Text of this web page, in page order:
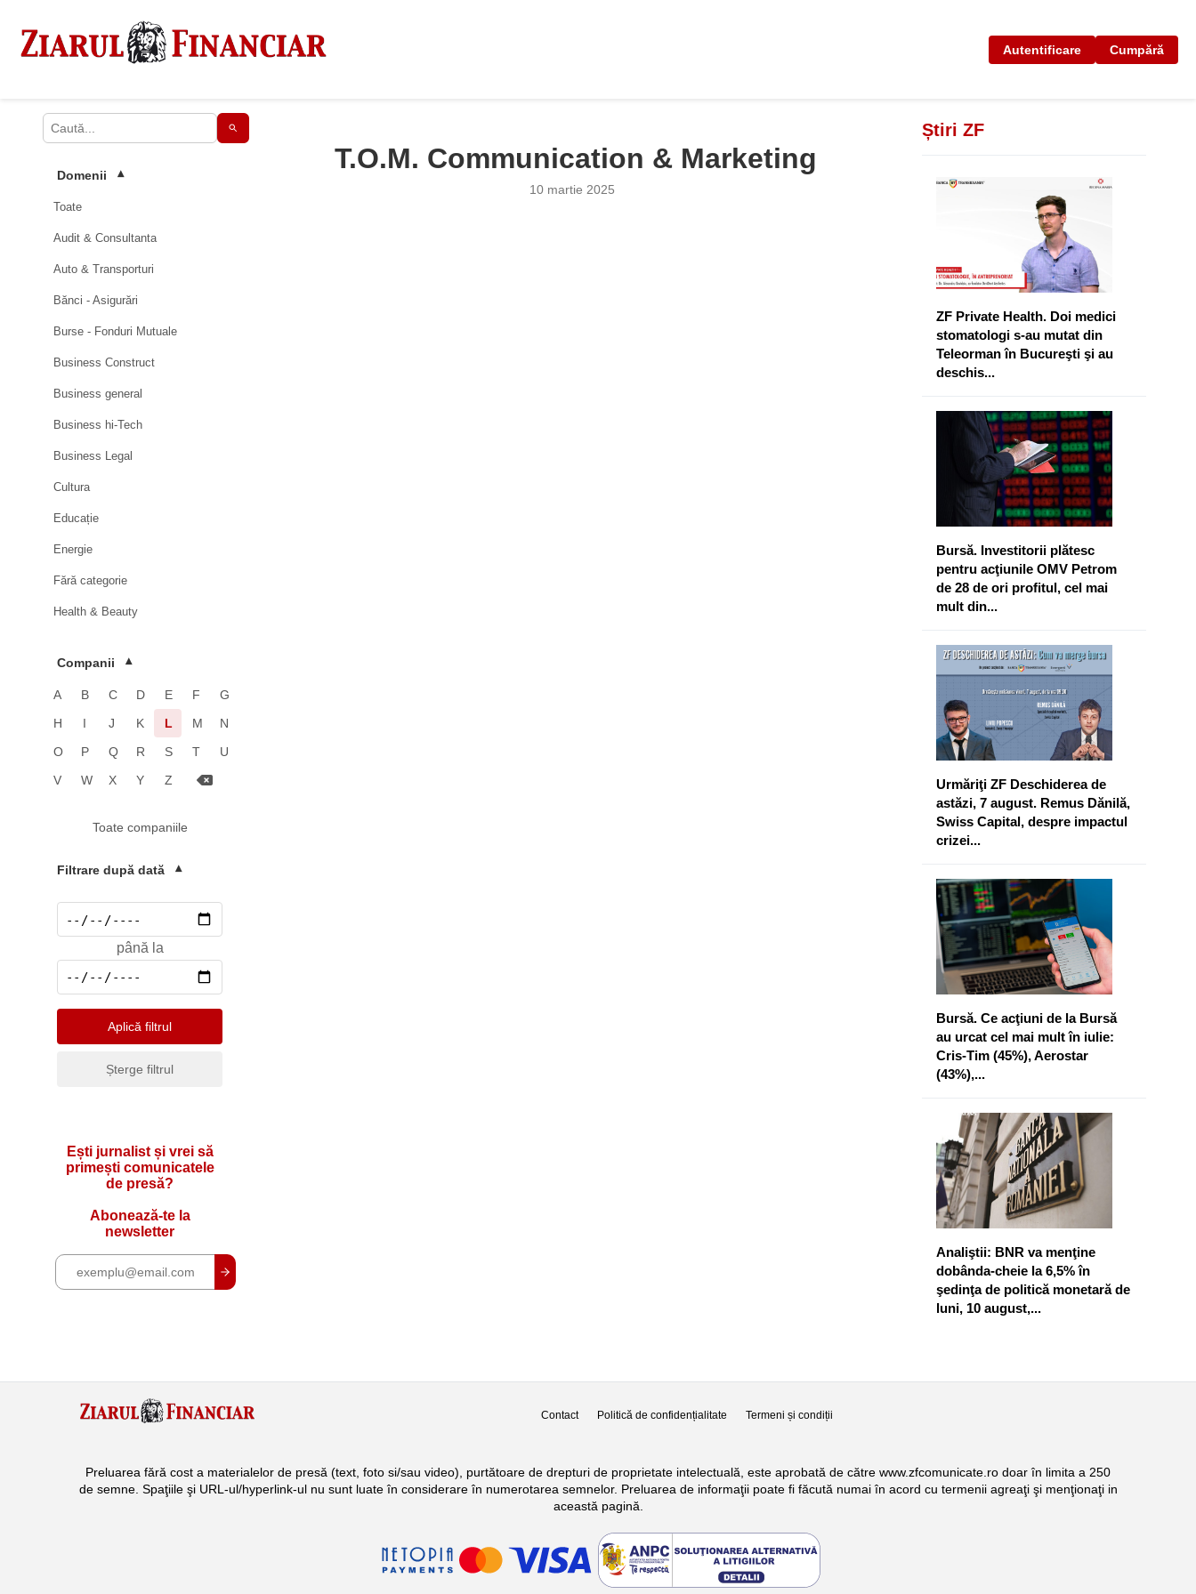
Autentificare Cumpără
Domenii ▾
Toate
Audit & Consultanta
Auto & Transporturi
Bănci - Asigurări
Burse - Fonduri Mutuale
Business Construct
Business general
Business hi-Tech
Business Legal
Cultura
Educație
Energie
Fără categorie
Health & Beauty
Imobiliare
Pharma & Sănătate
Social
Telecomunicatii
Companii ▾
A B C D E F
G
H
I J K L M
N
O
P Q R S T
U
V
W X Y Z
Toate companiile
Filtrare după dată ▾
până la
Aplică filtrul
Șterge filtrul
Ești jurnalist și vrei să
primești comunicatele
de presă?
Abonează-te la
newsletter
T.O.M. Communication & Marketing
10 martie 2025
Știri ZF
ZF Private Health. Doi medici
stomatologi s-au mutat din
Teleorman în Bucureşti şi au
deschis...
Bursă. Investitorii plătesc
pentru acţiunile OMV Petrom
de 28 de ori profitul, cel mai
mult din...
Urmăriţi ZF Deschiderea de
astăzi, 7 august. Remus Dănilă,
Swiss Capital, despre impactul
crizei...
Bursă. Ce acţiuni de la Bursă
au urcat cel mai mult în iulie:
Cris-Tim (45%), Aerostar
(43%),...
Analiştii: BNR va menţine
dobânda-cheie la 6,5% în
şedinţa de politică monetară de
luni, 10 august,...
Contact Politică de confidențialitate Termeni și condiții
Preluarea fără cost a materialelor de presă (text, foto si/sau video), purtătoare de drepturi de proprietate intelectuală, este aprobată de către www.zfcomunicate.ro doar în limita a 250
de semne. Spaţiile şi URL-ul/hyperlink-ul nu sunt luate în considerare în numerotarea semnelor. Preluarea de informaţii poate fi făcută numai în acord cu termenii agreaţi şi menţionaţi in
această pagină.